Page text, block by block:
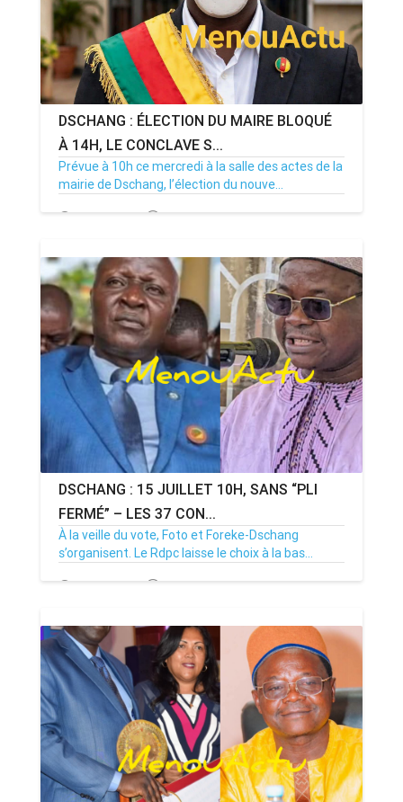
DSCHANG : ÉLECTION DU MAIRE BLOQUÉ
À 14H, LE CONCLAVE S...
Prévue à 10h ce mercredi à la salle des actes de la
mairie de Dschang, l’élection du nouve...
15/07/26 Par MenouActu 0
DSCHANG : 15 JUILLET 10H, SANS “PLI
FERMÉ” – LES 37 CON...
À la veille du vote, Foto et Foreke-Dschang
s’organisent. Le Rdpc laisse le choix à la bas...
14/07/26 Par MenouActu 0